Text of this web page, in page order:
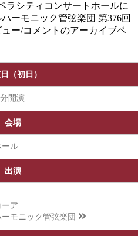
ラシティコンサートホールに
ーモニック管弦楽団 第376回
ー/コメントのアーカイブペ
（初日）
開演
会場
ール
出演
ア
モニック管弦楽団